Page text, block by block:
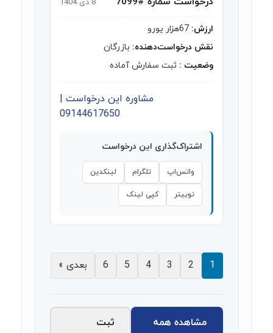
ارزش:
نقش درخواست‌دهنده: بازرگان
وضعیت : ثبت سفارش آماده
مشاوره این درخواست |
09144617650
اشتراک‌گذاری این درخواست
واتس‌اپ تلگرام لینکدین
توییتر کپی لینک
1
2
3
4
5
6 بعدی »
مشاهده همه
ثبت